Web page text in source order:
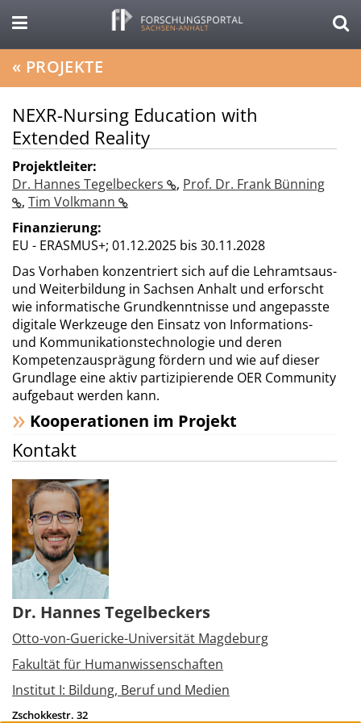
« PROJEKTE
NEXR-Nursing Education with
Extended Reality
Projektleiter:
Dr. Hannes Tegelbeckers
, Prof. Dr. Frank Bünning
, Tim Volkmann
Finanzierung:
EU - ERASMUS+; 01.12.2025 bis 30.11.2028
Das Vorhaben konzentriert sich auf die Lehramtsaus-
und Weiterbildung in Sachsen Anhalt und erforscht
wie informatische Grundkenntnisse und angepasste
digitale Werkzeuge den Einsatz von Informations-
und Kommunikationstechnologie und deren
Kompetenzausprägung fördern und wie auf dieser
Grundlage eine aktiv partizipierende OER Community
aufgebaut werden kann.
Kooperationen im Projekt
Kontakt
Dr. Hannes Tegelbeckers
Otto-von-Guericke-Universität Magdeburg
Fakultät für Humanwissenschaften
Institut I: Bildung, Beruf und Medien
Zschokkestr. 32